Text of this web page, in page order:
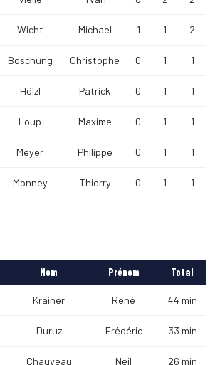
Wicht Michael 1 1 2
Boschung Christophe 0 1 1
Hölzl Patrick 0 1 1
Loup Maxime 0 1 1
Meyer Philippe 0 1 1
Monney Thierry 0 1 1
Nom Prénom Total
Krainer René 44 min
Duruz Frédéric 33 min
Chauveau Neil 26 min